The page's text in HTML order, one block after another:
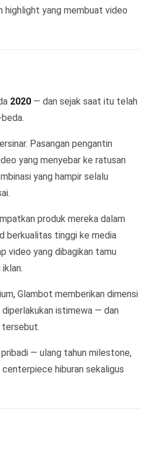
highlight yang membuat video
2020 — dan sejak saat itu telah
Pasangan pengantin
yang menyebar ke ratusan
yang hampir selalu
produk mereka dalam
berkualitas tinggi ke media
video yang dibagikan tamu
Glambot memberikan dimensi
istimewa — dan
tersebut.
— ulang tahun milestone,
hiburan sekaligus